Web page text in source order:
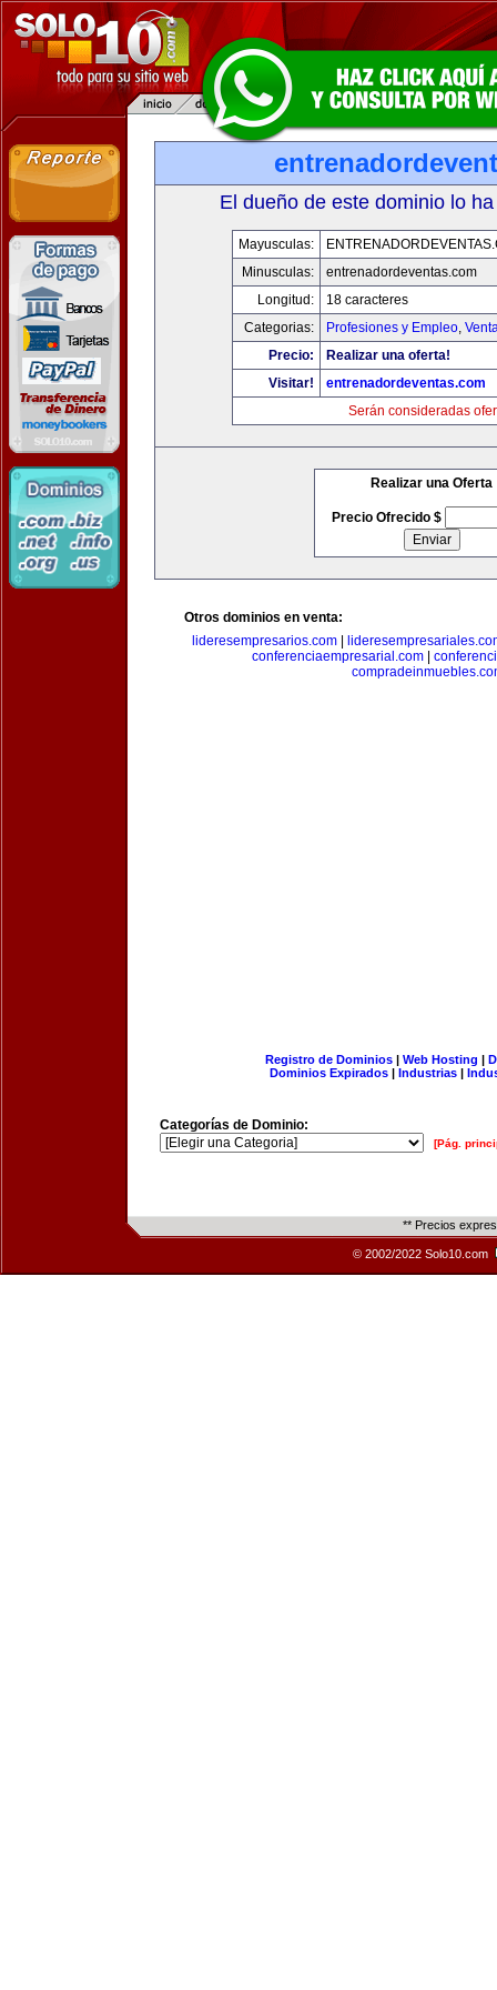
El dueño de este dominio lo
Mayusculas:
Minusculas:
entrenadordeventas.com
Longitud:
18 caracteres
Categorias:
Profesiones y Empleo,
Precio:
Realizar una oferta!
Visitar!
entrenadordeventas.com
Serán consideradas
Realizar una Oferta
Precio Ofrecido $
Otros dominios en venta:
lideresempresarios.com
conferenciaempresarial.com
Registro de Dominios| Web Hosting |
Dominios Expirados | Industrias |
Categorías de Dominio:
[Pág.
** Precios
© 2002/2022 Solo10.com